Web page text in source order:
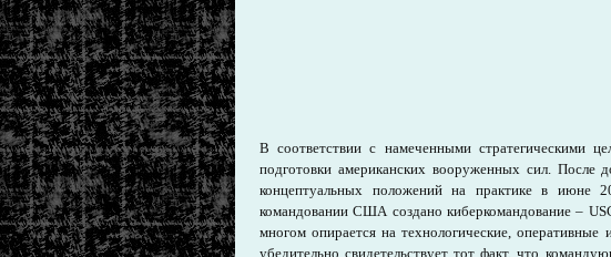
В соответствии с намеченными стратегическими
подготовки американских вооруженных сил. После
концептуальных положений на практике в июне
командовании США создано киберкомандование –
многом опирается на технологические,
убедительно свидетельствует тот факт, что